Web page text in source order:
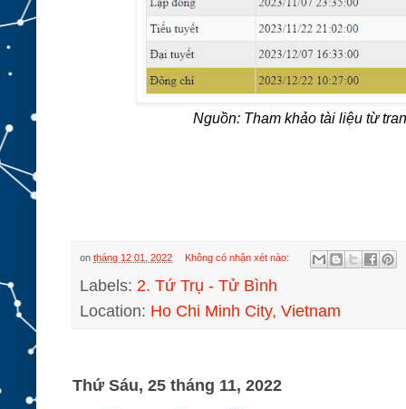
Nguồn: Tham khảo tài liệu từ
on tháng 12 01, 2022 Không có nhận xét nào:
Labels: 2. Tứ Trụ - Tử Bình
Location: Ho Chi Minh City, Vietnam
Thứ Sáu, 25 tháng 11, 2022